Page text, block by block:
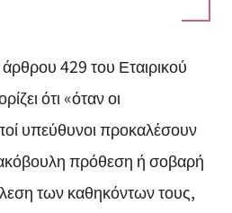
429 του Εταιρικού
ότι «όταν οι
υπεύθυνοι προκαλέσουν
πρόθεση ή σοβαρή
των καθηκόντων τους,